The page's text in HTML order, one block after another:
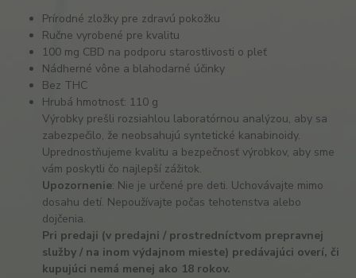
Prírodné zložky pre zdravú pokožku
Ručne vyrobené pre kvalitu
100 mg CBD na podporu starostlivosti o pleť
Nádherné vône a blahodarné účinky
Bez THC
Hrubá hmotnosť: 110 g
Výrobky prešli rozsiahlou laboratórnou analýzou, aby sa
zabezpečilo, že neobsahujú syntetické kanabinoidy.
Uprednostňujeme kvalitu a bezpečnosť výrobkov, aby sme
vám poskytli čo najlepší zážitok.
Upozornenie: Nie je určené pre deti. Uchovávajte mimo
dosahu detí. Nepoužívajte počas tehotenstva alebo
dojčenia.
Pri predaji (v predajni / prostredníctvom prepravnej
služby / na inom výdajnom mieste) predávajúci overí, či
kupujúci nemá menej ako 18 rokov.